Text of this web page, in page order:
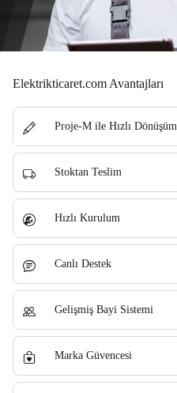
Elektrikticaret.com Avantajları
Proje-M ile Hızlı Dönüşüm
Stoktan Teslim
Hızlı Kurulum
Canlı Destek
Gelişmiş Bayi Sistemi
Marka Güvencesi